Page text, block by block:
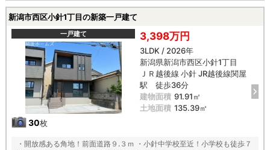
のシステムキッチン ・玄関ドアは開錠ラクラクのスマートキー搭載 ・年
中快適の空調機能付浴室乾燥機付き ・各階トイレ２ヶ所完備 ・陽当り通
風良好な全居室２面採光 ・お掃除道具のお片付けにも便利なリビング収
新潟市西区小針1丁目の新築一戸建て
一戸建て
30枚
3,398万円
3LDK / 2026年
新潟県新潟市西区小針1丁目
ＪＲ越後線 小針 JR越後線関屋
駅 徒歩36分
建物面積 91.91㎡
土地面積 135.39㎡
・開放感ある角地！前面道路９.３ｍ ・小針中学校至近！小学校も徒歩７